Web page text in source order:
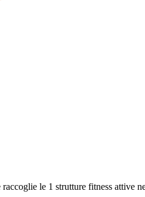
le 1 strutture fitness attive